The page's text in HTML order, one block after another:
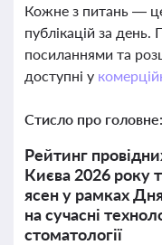
Кожне з питань —
публікацій за
посиланнями та
доступні у
Стисло про головне:
Рейтинг
Києва 2026 року
ясен у рамках
на сучасні
стоматології